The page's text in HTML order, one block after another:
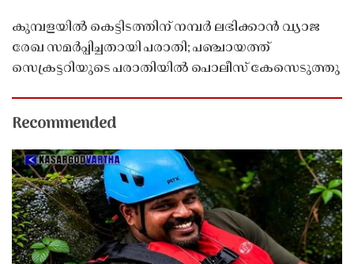
കുമ്പളയിൽ കെട്ടിടത്തിന് നമ്പർ ലഭിക്കാൻ വ്യാജ
രേഖ സമർപ്പിച്ചതായി പരാതി; പഞ്ചായത്ത്
സെക്രട്ടറിയുടെ പരാതിയിൽ പൊലീസ് കേസെടുത്തു
Recommended